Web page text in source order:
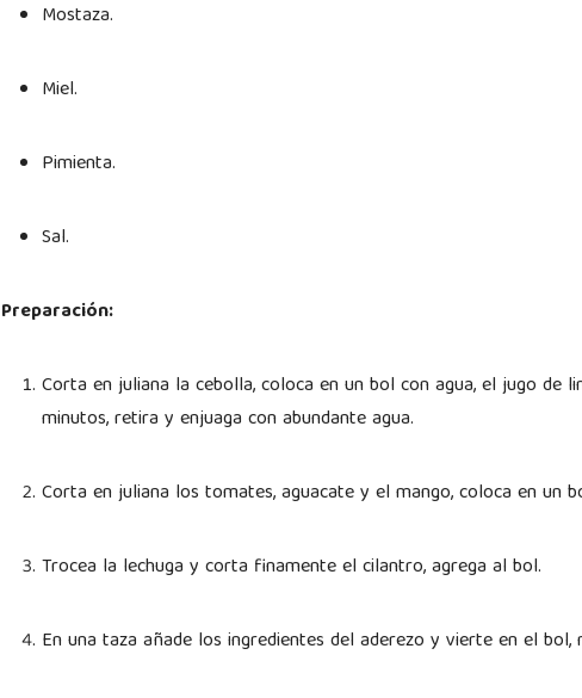
Mostaza.
Miel.
Pimienta.
Sal.
Preparación:
Corta en juliana la cebolla, coloca en un bol con agua, el jugo de
minutos, retira y enjuaga con abundante agua.
Corta en juliana los tomates, aguacate y el mango, coloca en un
Trocea la lechuga y corta finamente el cilantro, agrega al bol.
En una taza añade los ingredientes del aderezo y vierte en el